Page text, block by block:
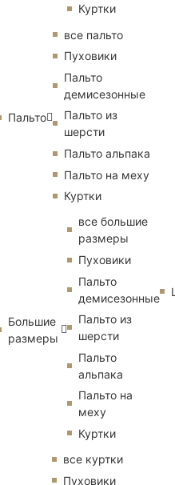
Куртки
Пальто
все пальто
Пуховики
Пальто
демисезонные
Пальто из
шерсти
Пальто альпака
Пальто на меху
Куртки
Большие
размеры
все большие
размеры
Пуховики
Пальто
демисезонные
Пальто из
шерсти
Пальто
альпака
Пальто на
меху
Куртки
все куртки
Пуховики